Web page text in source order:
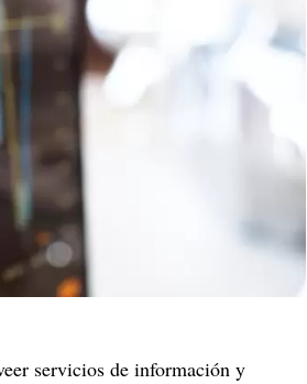
servicios de información y